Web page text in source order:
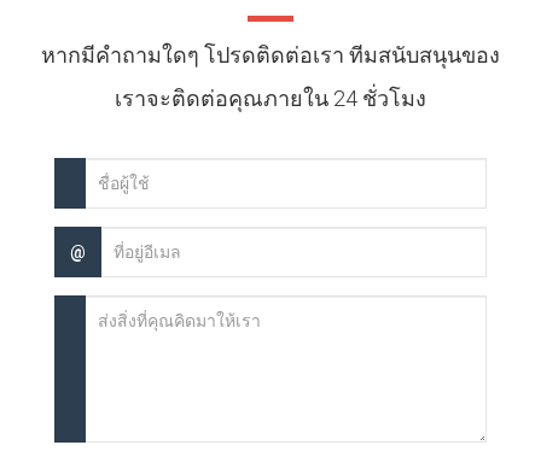
หากมีคำถามใดๆ โปรดติดต่อเรา ทีมสนับสนุนของ
เราจะติดต่อคุณภายใน 24 ชั่วโมง
@